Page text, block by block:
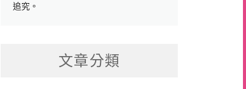
追究。
文章分類